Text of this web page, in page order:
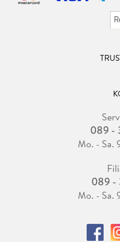
089 -
Mo. - Sa.
089 -
Mo. - Sa.